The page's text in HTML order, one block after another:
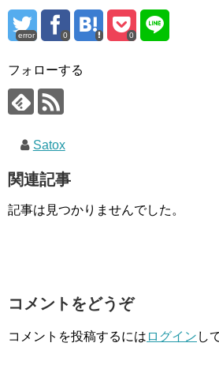
error 0 0
フォローする
Satox
関連記事
記事は見つかりませんでした。
コメントをどうぞ
コメントを投稿するには ログイン し